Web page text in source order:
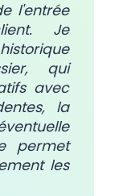
l'entrée
Je
qui
avec
la
permet
les